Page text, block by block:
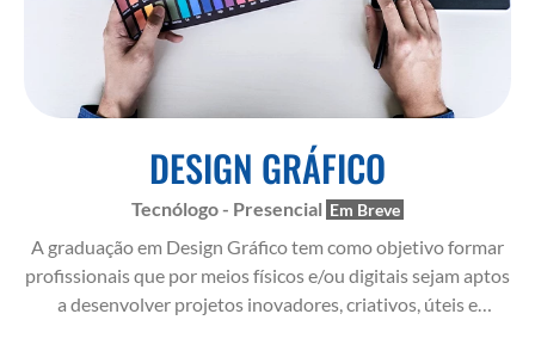
DESIGN GRÁFICO
Tecnólogo - Presencial
A graduação em Design Gráfico tem como objetivo formar
profissionais que por meios físicos e/ou digitais sejam aptos
a desenvolver projetos inovadores, criativos, úteis e